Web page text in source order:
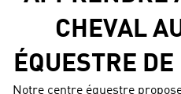
CHEVAL
ÉQUESTRE
Notre centre équestre